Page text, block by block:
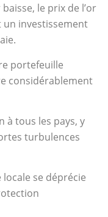
le prix de l’or
un investissement
portefeuille
considérablement
à tous les pays, y
turbulences
locale se déprécie